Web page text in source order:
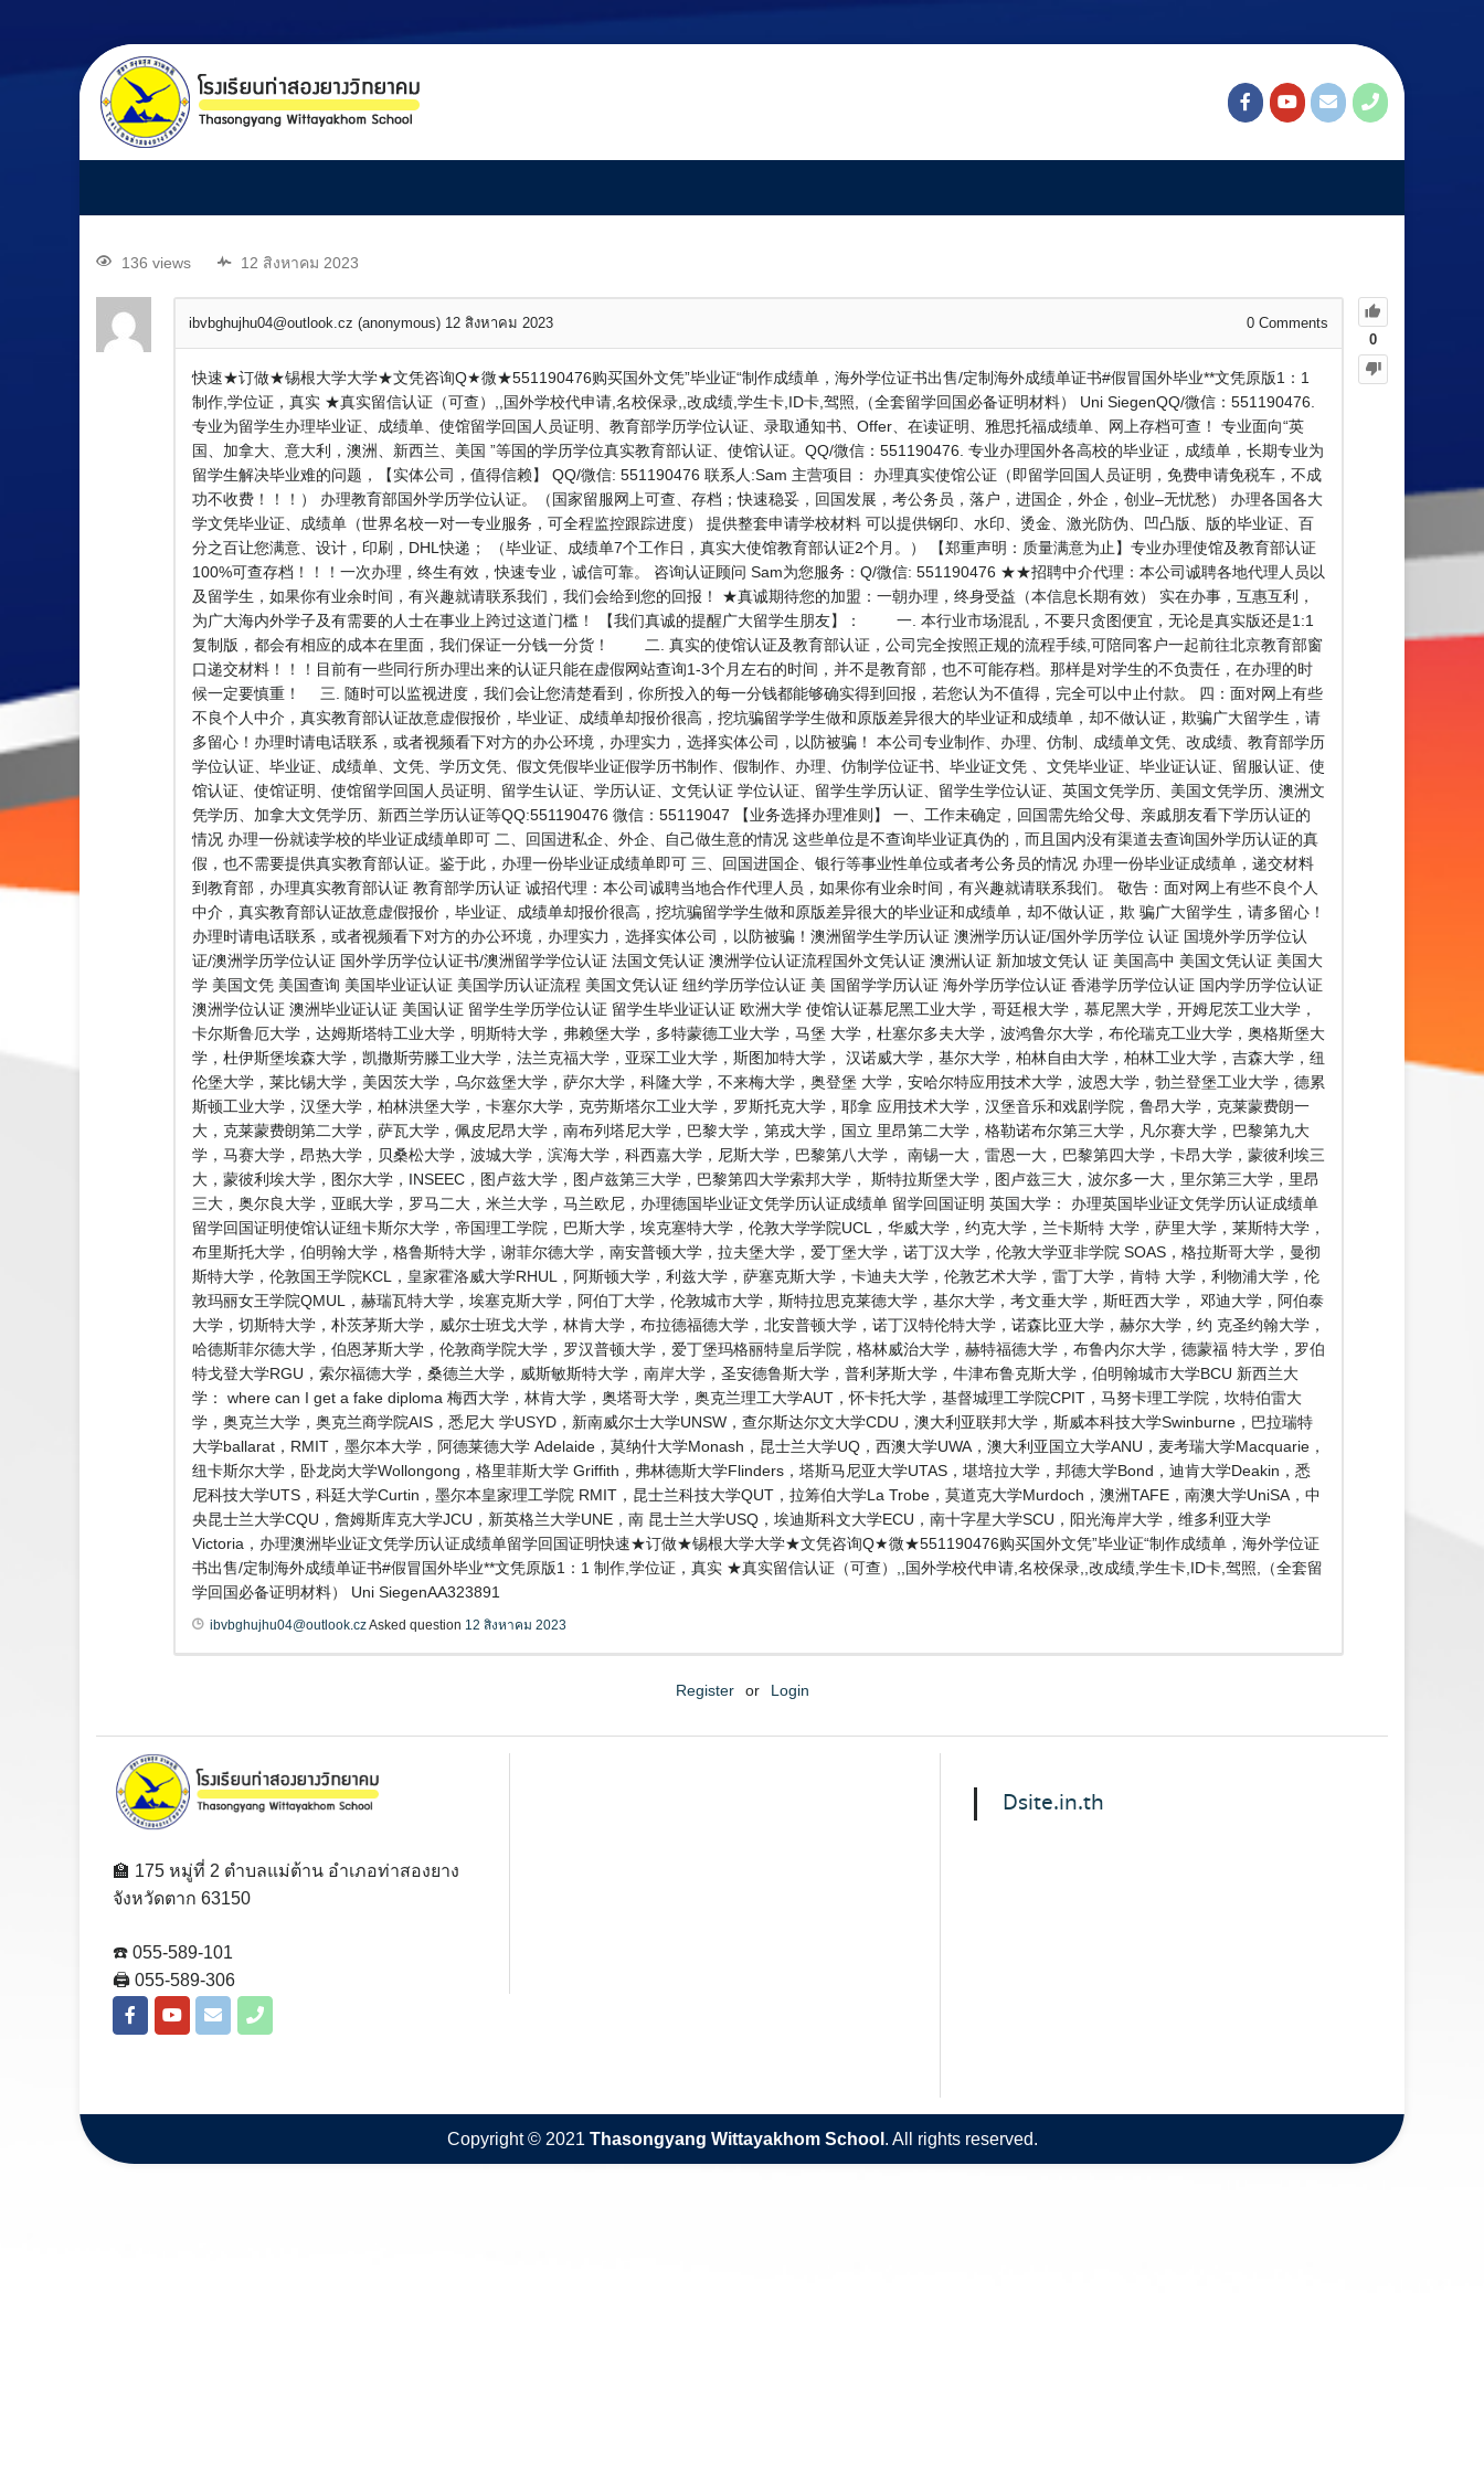
快速★订做★锡根大学大学★文凭咨询Q★微★551190476购买国外文凭”毕业证“制作成绩单，海外学
136 views 12 สิงหาคม 2023
0
ibvbghujhu04@outlook.cz (anonymous) 12 สิงหาคม 2023 0 Comments
快速★订做★锡根大学大学★文凭咨询Q★微★551190476购买国外文凭”毕业证“制作成绩单，海外学位证书出售/定制海外成绩单证书#假冒国外毕业**文凭原版1：1
制作,学位证，真实 ★真实留信认证（可查）,,国外学校代申请,名校保录,,改成绩,学生卡,ID卡,驾照,（全套留学回国必备证明材料） Uni SiegenQQ/微信：551190476.
专业为留学生办理毕业证、成绩单、使馆留学回国人员证明、教育部学历学位认证、录取通知书、Offer、在读证明、雅思托福成绩单、网上存档可查！ 专业面向“英
国、加拿大、意大利，澳洲、新西兰、美国 ”等国的学历学位真实教育部认证、使馆认证。QQ/微信：551190476. 专业办理国外各高校的毕业证，成绩单，长期专业为
留学生解决毕业难的问题，【实体公司，值得信赖】 QQ/微信: 551190476 联系人:Sam 主营项目： 办理真实使馆公证（即留学回国人员证明，免费申请免税车，不成
功不收费！！！） 办理教育部国外学历学位认证。（国家留服网上可查、存档；快速稳妥，回国发展，考公务员，落户，进国企，外企，创业–无忧愁） 办理各国各大
学文凭毕业证、成绩单（世界名校一对一专业服务，可全程监控跟踪进度） 提供整套申请学校材料 可以提供钢印、水印、烫金、激光防伪、凹凸版、版的毕业证、百
分之百让您满意、设计，印刷，DHL快递； （毕业证、成绩单7个工作日，真实大使馆教育部认证2个月。） 【郑重声明：质量满意为止】专业办理使馆及教育部认证
100%可查存档！！！一次办理，终生有效，快速专业，诚信可靠。 咨询认证顾问 Sam为您服务：Q/微信: 551190476 ★★招聘中介代理：本公司诚聘各地代理人员以
及留学生，如果你有业余时间，有兴趣就请联系我们，我们会给到您的回报！ ★真诚期待您的加盟：一朝办理，终身受益（本信息长期有效） 实在办事，互惠互利，
为广大海内外学子及有需要的人士在事业上跨过这道门槛！ 【我们真诚的提醒广大留学生朋友】： 一. 本行业市场混乱，不要只贪图便宜，无论是真实版还是1:1
复制版，都会有相应的成本在里面，我们保证一分钱一分货！ 二. 真实的使馆认证及教育部认证，公司完全按照正规的流程手续,可陪同客户一起前往北京教育部窗
口递交材料！！！目前有一些同行所办理出来的认证只能在虚假网站查询1-3个月左右的时间，并不是教育部，也不可能存档。那样是对学生的不负责任，在办理的时
候一定要慎重！ 三. 随时可以监视进度，我们会让您清楚看到，你所投入的每一分钱都能够确实得到回报，若您认为不值得，完全可以中止付款。 四：面对网上有些
不良个人中介，真实教育部认证故意虚假报价，毕业证、成绩单却报价很高，挖坑骗留学学生做和原版差异很大的毕业证和成绩单，却不做认证，欺骗广大留学生，请
多留心！办理时请电话联系，或者视频看下对方的办公环境，办理实力，选择实体公司，以防被骗！ 本公司专业制作、办理、仿制、成绩单文凭、改成绩、教育部学历
学位认证、毕业证、成绩单、文凭、学历文凭、假文凭假毕业证假学历书制作、假制作、办理、仿制学位证书、毕业证文凭 、文凭毕业证、毕业证认证、留服认证、使
馆认证、使馆证明、使馆留学回国人员证明、留学生认证、学历认证、文凭认证 学位认证、留学生学历认证、留学生学位认证、英国文凭学历、美国文凭学历、澳洲文
凭学历、加拿大文凭学历、新西兰学历认证等QQ:551190476 微信：55119047 【业务选择办理准则】 一、工作未确定，回国需先给父母、亲戚朋友看下学历认证的
情况 办理一份就读学校的毕业证成绩单即可 二、回国进私企、外企、自己做生意的情况 这些单位是不查询毕业证真伪的，而且国内没有渠道去查询国外学历认证的真
假，也不需要提供真实教育部认证。鉴于此，办理一份毕业证成绩单即可 三、回国进国企、银行等事业性单位或者考公务员的情况 办理一份毕业证成绩单，递交材料
到教育部，办理真实教育部认证 教育部学历认证 诚招代理：本公司诚聘当地合作代理人员，如果你有业余时间，有兴趣就请联系我们。 敬告：面对网上有些不良个人
中介，真实教育部认证故意虚假报价，毕业证、成绩单却报价很高，挖坑骗留学学生做和原版差异很大的毕业证和成绩单，却不做认证，欺 骗广大留学生，请多留心！
办理时请电话联系，或者视频看下对方的办公环境，办理实力，选择实体公司，以防被骗！澳洲留学生学历认证 澳洲学历认证/国外学历学位 认证 国境外学历学位认
证/澳洲学历学位认证 国外学历学位认证书/澳洲留学学位认证 法国文凭认证 澳洲学位认证流程国外文凭认证 澳洲认证 新加坡文凭认 证 美国高中 美国文凭认证 美国大
学 美国文凭 美国查询 美国毕业证认证 美国学历认证流程 美国文凭认证 纽约学历学位认证 美 国留学学历认证 海外学历学位认证 香港学历学位认证 国内学历学位认证
澳洲学位认证 澳洲毕业证认证 美国认证 留学生学历学位认证 留学生毕业证认证 欧洲大学 使馆认证慕尼黑工业大学，哥廷根大学，慕尼黑大学，开姆尼茨工业大学，
卡尔斯鲁厄大学，达姆斯塔特工业大学，明斯特大学，弗赖堡大学，多特蒙德工业大学，马堡 大学，杜塞尔多夫大学，波鸿鲁尔大学，布伦瑞克工业大学，奥格斯堡大
学，杜伊斯堡埃森大学，凯撒斯劳滕工业大学，法兰克福大学，亚琛工业大学，斯图加特大学， 汉诺威大学，基尔大学，柏林自由大学，柏林工业大学，吉森大学，纽
伦堡大学，莱比锡大学，美因茨大学，乌尔兹堡大学，萨尔大学，科隆大学，不来梅大学，奥登堡 大学，安哈尔特应用技术大学，波恩大学，勃兰登堡工业大学，德累
斯顿工业大学，汉堡大学，柏林洪堡大学，卡塞尔大学，克劳斯塔尔工业大学，罗斯托克大学，耶拿 应用技术大学，汉堡音乐和戏剧学院，鲁昂大学，克莱蒙费朗一
大，克莱蒙费朗第二大学，萨瓦大学，佩皮尼昂大学，南布列塔尼大学，巴黎大学，第戎大学，国立 里昂第二大学，格勒诺布尔第三大学，凡尔赛大学，巴黎第九大
学，马赛大学，昂热大学，贝桑松大学，波城大学，滨海大学，科西嘉大学，尼斯大学，巴黎第八大学， 南锡一大，雷恩一大，巴黎第四大学，卡昂大学，蒙彼利埃三
大，蒙彼利埃大学，图尔大学，INSEEC，图卢兹大学，图卢兹第三大学，巴黎第四大学索邦大学， 斯特拉斯堡大学，图卢兹三大，波尔多一大，里尔第三大学，里昂
三大，奥尔良大学，亚眠大学，罗马二大，米兰大学，马兰欧尼，办理德国毕业证文凭学历认证成绩单 留学回国证明 英国大学： 办理英国毕业证文凭学历认证成绩单
留学回国证明使馆认证纽卡斯尔大学，帝国理工学院，巴斯大学，埃克塞特大学，伦敦大学学院UCL，华威大学，约克大学，兰卡斯特 大学，萨里大学，莱斯特大学，
布里斯托大学，伯明翰大学，格鲁斯特大学，谢菲尔德大学，南安普顿大学，拉夫堡大学，爱丁堡大学，诺丁汉大学，伦敦大学亚非学院 SOAS，格拉斯哥大学，曼彻
斯特大学，伦敦国王学院KCL，皇家霍洛威大学RHUL，阿斯顿大学，利兹大学，萨塞克斯大学，卡迪夫大学，伦敦艺术大学，雷丁大学，肯特 大学，利物浦大学，伦
敦玛丽女王学院QMUL，赫瑞瓦特大学，埃塞克斯大学，阿伯丁大学，伦敦城市大学，斯特拉思克莱德大学，基尔大学，考文垂大学，斯旺西大学， 邓迪大学，阿伯泰
大学，切斯特大学，朴茨茅斯大学，威尔士班戈大学，林肯大学，布拉德福德大学，北安普顿大学，诺丁汉特伦特大学，诺森比亚大学，赫尔大学，约 克圣约翰大学，
哈德斯菲尔德大学，伯恩茅斯大学，伦敦商学院大学，罗汉普顿大学，爱丁堡玛格丽特皇后学院，格林威治大学，赫特福德大学，布鲁内尔大学，德蒙福 特大学，罗伯
特戈登大学RGU，索尔福德大学，桑德兰大学，威斯敏斯特大学，南岸大学，圣安德鲁斯大学，普利茅斯大学，牛津布鲁克斯大学，伯明翰城市大学BCU 新西兰大
学： where can I get a fake diploma 梅西大学，林肯大学，奥塔哥大学，奥克兰理工大学AUT，怀卡托大学，基督城理工学院CPIT，马努卡理工学院，坎特伯雷大
学，奥克兰大学，奥克兰商学院AIS，悉尼大 学USYD，新南威尔士大学UNSW，查尔斯达尔文大学CDU，澳大利亚联邦大学，斯威本科技大学Swinburne，巴拉瑞特
大学ballarat，RMIT，墨尔本大学，阿德莱德大学 Adelaide，莫纳什大学Monash，昆士兰大学UQ，西澳大学UWA，澳大利亚国立大学ANU，麦考瑞大学Macquarie，
纽卡斯尔大学，卧龙岗大学Wollongong，格里菲斯大学 Griffith，弗林德斯大学Flinders，塔斯马尼亚大学UTAS，堪培拉大学，邦德大学Bond，迪肯大学Deakin，悉
尼科技大学UTS，科廷大学Curtin，墨尔本皇家理工学院 RMIT，昆士兰科技大学QUT，拉筹伯大学La Trobe，莫道克大学Murdoch，澳洲TAFE，南澳大学UniSA，中
央昆士兰大学CQU，詹姆斯库克大学JCU，新英格兰大学UNE，南 昆士兰大学USQ，埃迪斯科文大学ECU，南十字星大学SCU，阳光海岸大学，维多利亚大学
Victoria，办理澳洲毕业证文凭学历认证成绩单留学回国证明快速★订做★锡根大学大学★文凭咨询Q★微★551190476购买国外文凭”毕业证“制作成绩单，海外学位证
书出售/定制海外成绩单证书#假冒国外毕业**文凭原版1：1 制作,学位证，真实 ★真实留信认证（可查）,,国外学校代申请,名校保录,,改成绩,学生卡,ID卡,驾照,（全套留
学回国必备证明材料） Uni SiegenAA323891
ibvbghujhu04@outlook.czAsked question 12 สิงหาคม 2023
Register or Login
🏫 175 หมู่ที่ 2 ตำบลแม่ต้าน อำเภอท่าสองยาง
จังหวัดตาก 63150
☎️ 055-589-101
🖨 055-589-306
Dsite.in.th
Copyright © 2021 Thasongyang Wittayakhom School . All rights reserved.